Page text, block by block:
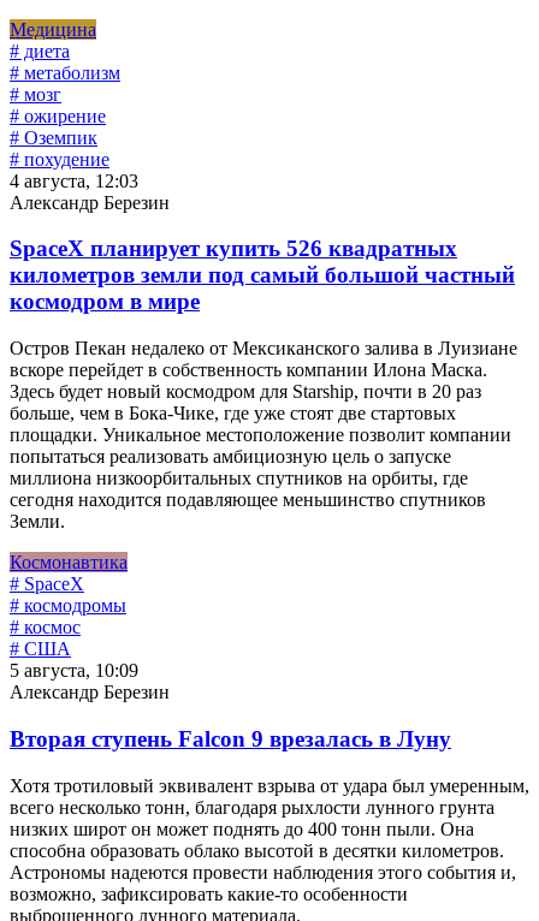
Медицина
# диета
# метаболизм
# мозг
# ожирение
# Оземпик
# похудение
4 августа, 12:03
Александр Березин
SpaceX планирует купить 526 квадратных
километров земли под самый большой частный
космодром в мире
Остров Пекан недалеко от Мексиканского залива в Луизиане
вскоре перейдет в собственность компании Илона Маска.
Здесь будет новый космодром для Starship, почти в 20 раз
больше, чем в Бока-Чике, где уже стоят две стартовых
площадки. Уникальное местоположение позволит компании
попытаться реализовать амбициозную цель о запуске
миллиона низкоорбитальных спутников на орбиты, где
сегодня находится подавляющее меньшинство спутников
Земли.
Космонавтика
# SpaceX
# космодромы
# космос
# США
5 августа, 10:09
Александр Березин
Вторая ступень Falcon 9 врезалась в Луну
Хотя тротиловый эквивалент взрыва от удара был умеренным,
всего несколько тонн, благодаря рыхлости лунного грунта
низких широт он может поднять до 400 тонн пыли. Она
способна образовать облако высотой в десятки километров.
Астрономы надеются провести наблюдения этого события и,
возможно, зафиксировать какие-то особенности
выброшенного лунного материала.